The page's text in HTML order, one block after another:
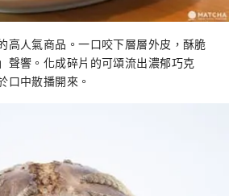
高人氣商品。一口咬下層層外皮，酥脆
聲響。化成碎片的可頌流出濃郁巧克
口中散播開來。